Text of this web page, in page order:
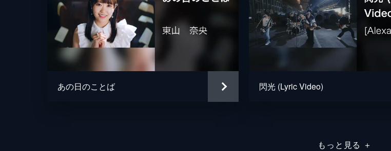
あの日のことば 閃光 (Lyric Video)
もっと見る ＋